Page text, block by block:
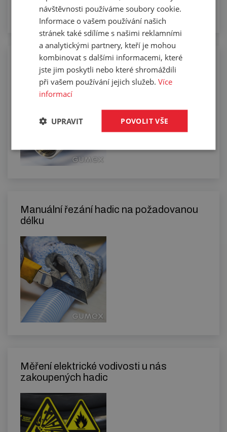
Lisování koncovek na nízkotlaké hadice
Manuální řezání hadic na požadovanou
délku
Měření elektrické vodivosti u nás
zakoupených hadic
návštěvnosti používáme soubory cookie.
Informace o vašem používání našich
stránek také sdílíme s našimi reklamními
a analytickými partnery, kteří je mohou
kombinovat s dalšími informacemi, které
jste jim poskytli nebo které shromáždili
při vašem používání jejich služeb.Více
informací
POVOLIT VŠE
UPRAVIT